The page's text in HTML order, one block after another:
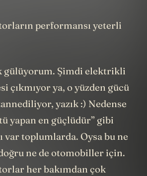
performansı yeterli
gülüyorum. Şimdi elektrikli
çıkmıyor ya, o yüzden gücü
yazık :) Nedense
yapan en güçlüdür” gibi
var toplumlarda. Oysa bu ne
ne de otomobiller için.
her bakımdan çok